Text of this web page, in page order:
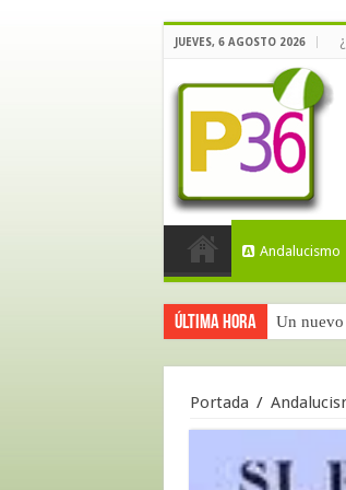
JUEVES, 6 AGOSTO 2026
Andalucismo
Última hora Un nuevo
Calidad
Portada /